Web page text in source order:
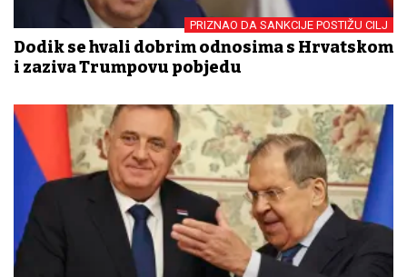
PRIZNAO DA SANKCIJE POSTIŽU CILJ
Dodik se hvali dobrim odnosima s Hrvatskom
i zaziva Trumpovu pobjedu